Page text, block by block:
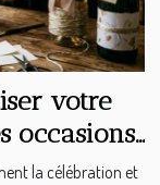
votre
occasions
la célébration et